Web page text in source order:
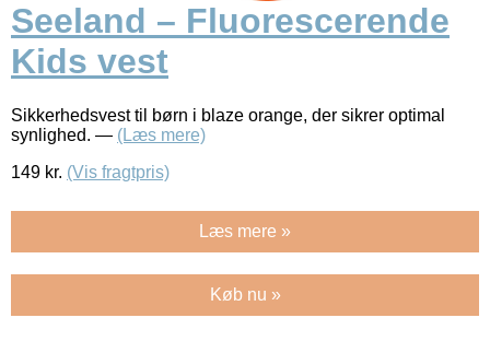
Seeland – Fluorescerende
Kids vest
Sikkerhedsvest til børn i blaze orange, der sikrer optimal
synlighed. — (Læs mere)
149 kr. (Vis fragtpris)
Læs mere »
Køb nu »